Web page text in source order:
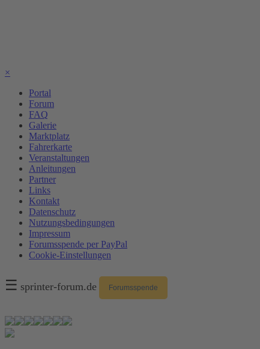
×
Portal
Forum
FAQ
Galerie
Marktplatz
Fahrerkarte
Veranstaltungen
Anleitungen
Partner
Links
Kontakt
Datenschutz
Nutzungsbedingungen
Impressum
Forumsspende per PayPal
Cookie-Einstellungen
☰ sprinter-forum.de Forumsspende